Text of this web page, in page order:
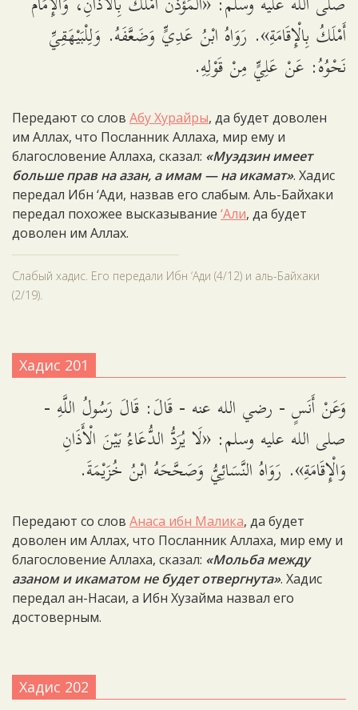
أَمْلَكُ بِالْإِقَامَةِ». رَوَاهُ ابْنُ عَدِيٍّ وَضَعَّفَهُ. وَلِلْبَيْهَقِيِّ
نَحْوُهُ: عَنْ عَلِيٍّ مِنْ قَوْلِهِ.
Передают со слов Абу Хурайры, да будет доволен
им Аллах, что Посланник Аллаха, мир ему и
благословение Аллаха, сказал: «Муэдзин имеет
больше прав на азан, а имам — на икамат». Хадис
передал Ибн ‘Ади, назвав его слабым. Аль-Байхаки
передал похожее высказывание ‘Али, да будет
доволен им Аллах.
Слабый хадис. Его передали Ибн ‘Ади (4/12) и аль­-Байхаки
(2/19).
Хадис 201
وَعَنْ أَنَسٍ - رضي الله عنه - قَالَ: قَالَ رَسُولُ اللَّهِ -
صلى الله عليه وسلم: «لَا يُرَدُّ الدُّعَاءُ بَيْنَ الْأَذَانِ
وَالْإِقَامَةِ». رَوَاهُ النَّسَائِيُّ وَصَحَّحَهُ ابْنُ خُزَيْمَةَ.
Передают со слов Анаса ибн Малика, да будет
доволен им Аллах, что Посланник Аллаха, мир ему и
благословение Аллаха, сказал: «Мольба между
азаном и икаматом не будет отвергнута». Хадис
передал ан-Насаи, а Ибн Хузайма назвал его
достоверным.
Хадис 202